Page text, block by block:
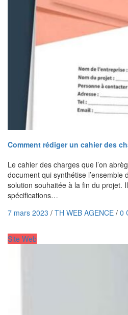
Comment rédiger un cahier des
Le cahier des charges que l’on
document qui synthétise l’ensemble
solution souhaitée à la fin du projet.
spécifications…
7 mars 2023 / TH WEB AGENCE / 0
Site Web